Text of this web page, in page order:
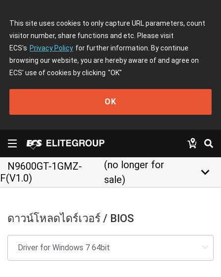
This site uses cookies to only capture URL parameters, count
visitor number, share functions and etc. Please visit
ECS's Privacy Policy for further information. By continue
browsing our website, you are hereby aware of and agree on
ECS' use of cookies by clicking "OK"
OK
N9600GT-1GMZ-
F(V1.0)
(no longer for
sale)
keyboard_arrow_down
ดาวน์โหลดไดร์เวอร์ / BIOS